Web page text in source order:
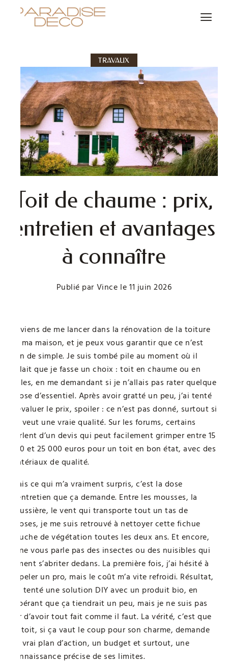
TRAVAUX
Toit de chaume : prix,
entretien et avantages
à connaître
Publié par Vince le 11 juin 2026
Je viens de me lancer dans la rénovation de la toiture
de ma maison, et je peux vous garantir que ce n’est
rien de simple. Je suis tombé pile au moment où il
fallait que je fasse un choix : toit en chaume ou en
tuiles, en me demandant si je n’allais pas rater quelque
chose d’essentiel. Après avoir gratté un peu, j’ai tenté
d’évaluer le prix, spoiler : ce n’est pas donné, surtout si
on veut une vraie qualité. Sur les forums, certains
parlent d’un devis qui peut facilement grimper entre 15
000 et 25 000 euros pour un toit en bon état, avec des
matériaux de qualité.
Mais ce qui m’a vraiment surpris, c’est la dose
d’entretien que ça demande. Entre les mousses, la
poussière, le vent qui transporte tout un tas de
choses, je me suis retrouvé à nettoyer cette fichue
couche de végétation toutes les deux ans. Et encore,
je ne vous parle pas des insectes ou des nuisibles qui
aiment s’abriter dedans. La première fois, j’ai hésité à
appeler un pro, mais le coût m’a vite refroidi. Résultat,
j’ai tenté une solution DIY avec un produit bio, en
espérant que ça tiendrait un peu, mais je ne suis pas
sûr d’avoir tout fait comme il faut. La vérité, c’est que
ce toit, si ça vaut le coup pour son charme, demande
un vrai plan d’action, un budget et surtout, une
connaissance précise de ses limites.